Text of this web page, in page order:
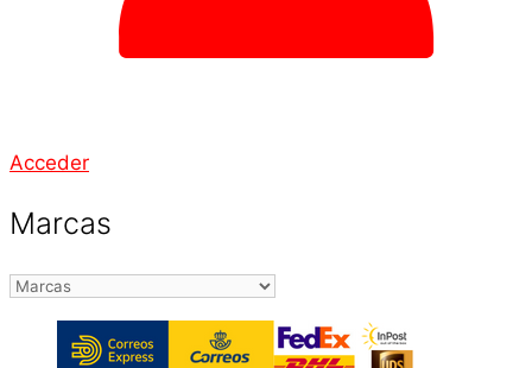
Acceder
Marcas